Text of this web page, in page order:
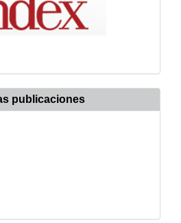
publicaciones